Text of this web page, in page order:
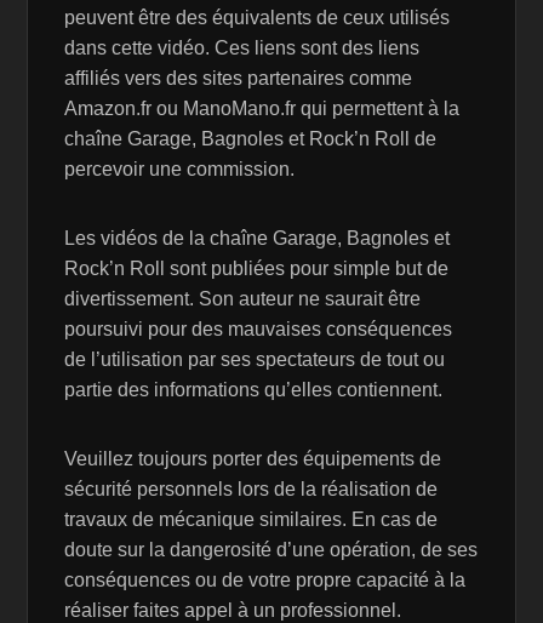
peuvent être des équivalents de ceux utilisés
dans cette vidéo. Ces liens sont des liens
affiliés vers des sites partenaires comme
Amazon.fr ou ManoMano.fr qui permettent à la
chaîne Garage, Bagnoles et Rock’n Roll de
percevoir une commission.
Les vidéos de la chaîne Garage, Bagnoles et
Rock’n Roll sont publiées pour simple but de
divertissement. Son auteur ne saurait être
poursuivi pour des mauvaises conséquences
de l’utilisation par ses spectateurs de tout ou
partie des informations qu’elles contiennent.
Veuillez toujours porter des équipements de
sécurité personnels lors de la réalisation de
travaux de mécanique similaires. En cas de
doute sur la dangerosité d’une opération, de ses
conséquences ou de votre propre capacité à la
réaliser faites appel à un professionnel.